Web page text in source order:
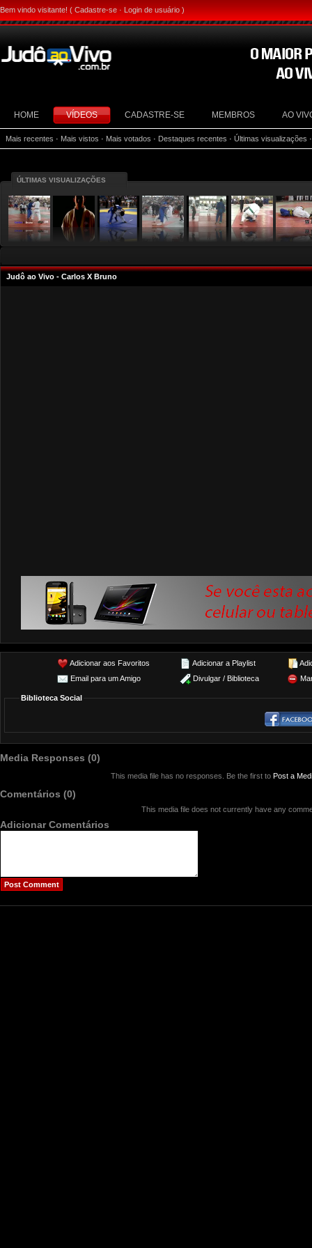
Bem vindo visitante! ( Cadastre-se · Login de usuário )
HOME VÍDEOS CADASTRE-SE MEMBROS AO
Mais recentes · Mais vistos · Mais votados · Destaques recentes · Últimas visualizações
ÚLTIMAS VISUALIZAÇÕES
Judô ao Vivo - Carlos X Bruno
Adicionar aos Favoritos Adicionar a Playlist
Email para um Amigo
Divulgar / Biblioteca
Biblioteca Social
Media Responses (0)
This media file has no responses. Be the first to Post a
Comentários (0)
This media file does not currently have any
Adicionar Comentários